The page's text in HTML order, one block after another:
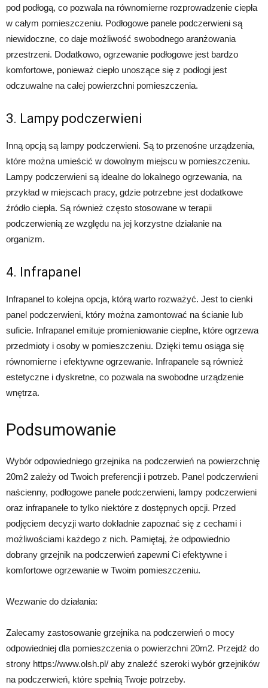
pod podłogą, co pozwala na równomierne rozprowadzenie ciepła
w całym pomieszczeniu. Podłogowe panele podczerwieni są
niewidoczne, co daje możliwość swobodnego aranżowania
przestrzeni. Dodatkowo, ogrzewanie podłogowe jest bardzo
komfortowe, ponieważ ciepło unoszące się z podłogi jest
odczuwalne na całej powierzchni pomieszczenia.
3. Lampy podczerwieni
Inną opcją są lampy podczerwieni. Są to przenośne urządzenia,
które można umieścić w dowolnym miejscu w pomieszczeniu.
Lampy podczerwieni są idealne do lokalnego ogrzewania, na
przykład w miejscach pracy, gdzie potrzebne jest dodatkowe
źródło ciepła. Są również często stosowane w terapii
podczerwienią ze względu na jej korzystne działanie na
organizm.
4. Infrapanel
Infrapanel to kolejna opcja, którą warto rozważyć. Jest to cienki
panel podczerwieni, który można zamontować na ścianie lub
suficie. Infrapanel emituje promieniowanie cieplne, które ogrzewa
przedmioty i osoby w pomieszczeniu. Dzięki temu osiąga się
równomierne i efektywne ogrzewanie. Infrapanele są również
estetyczne i dyskretne, co pozwala na swobodne urządzenie
wnętrza.
Podsumowanie
Wybór odpowiedniego grzejnika na podczerwień na powierzchnię
20m2 zależy od Twoich preferencji i potrzeb. Panel podczerwieni
naścienny, podłogowe panele podczerwieni, lampy podczerwieni
oraz infrapanele to tylko niektóre z dostępnych opcji. Przed
podjęciem decyzji warto dokładnie zapoznać się z cechami i
możliwościami każdego z nich. Pamiętaj, że odpowiednio
dobrany grzejnik na podczerwień zapewni Ci efektywne i
komfortowe ogrzewanie w Twoim pomieszczeniu.
Wezwanie do działania:
Zalecamy zastosowanie grzejnika na podczerwień o mocy
odpowiedniej dla pomieszczenia o powierzchni 20m2. Przejdź do
strony https://www.olsh.pl/ aby znaleźć szeroki wybór grzejników
na podczerwień, które spełnią Twoje potrzeby.